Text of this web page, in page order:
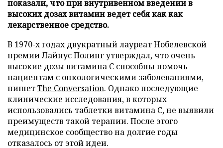
показали, что при внутривенном введении в
высоких дозах витамин ведет себя как как
лекарственное средство.
В 1970-х годах двукратный лауреат Нобелевской
премии Лайнус Полинг утверждал, что очень
высокие дозы витамина C способны помочь
пациентам с онкологическими заболеваниями,
пишетThe Conversation. Однако последующие
клинические исследования, в которых
использовались таблетки витамина C, не выявили
преимуществ такой терапии. После этого
медицинское сообщество на долгие годы
отказалось от этой идеи.